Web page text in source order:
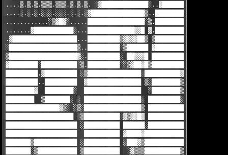
....▒.▒.▒.▒▒▒.▒▒▒.▒.▒.▒.
.......▓███████████░...█████████████▓▓█
.▓██████████████████...█████████▒▓▓▓▓██▒
░███████████████████▒..█████████░▒██████
▒███████████████████▓░.█████████░ ██▓▓▓█
▓████████░██████████░▒.█████████░░▒▓██▓█▒█████████
█████████.▓█████████ ░▒███████████████░██████████▓
█████████..█████████  ▓███████████████ ▒░████████▒
████████▓  ████████░  ████████████████  ░████████▒
████████  ▒███████░ ░ ████████████████░ █████████░
███████████████▓▒░ ░▒░████████████████▒
███████████████████ ░▒██████████░▓▒▓▓█▓
████████████████████ ░██████████
████████████████████  ██████████
███████▒████████████ ░██████████
███████░▒███████████ ▒██████████